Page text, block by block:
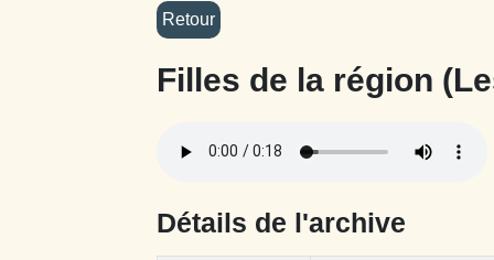
Filles de la région
Détails de l'archive